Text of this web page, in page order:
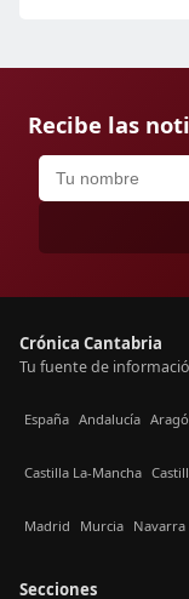
Recibe las
Crónica Cantabria
Tu fuente de
España Andalucía
Castilla La-Mancha
Madrid Murcia Navarra
Secciones